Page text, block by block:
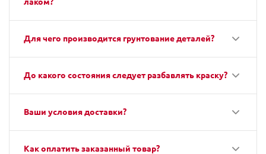
Для чего производится грунтование деталей?
До какого состояния следует разбавлять краску?
Ваши условия доставки?
Как оплатить заказанный товар?